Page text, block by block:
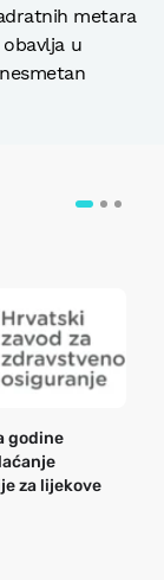
metara
u
godine
za lijekove